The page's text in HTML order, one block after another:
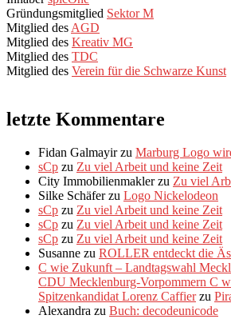
Gründungsmitglied Sektor M
Mitglied des AGD
Mitglied des Kreativ MG
Mitglied des TDC
Mitglied des Verein für die Schwarze Kunst
letzte Kommentare
Fidan Galmayirzu Marburg Logo
sCp zu Zu viel Arbeit und keine Zeit
City Immobilienmaklerzu Zu viel
Silke Schäferzu Logo Nickelodeon
sCp zu Zu viel Arbeit und keine Zeit
sCp zu Zu viel Arbeit und keine Zeit
sCp zu Zu viel Arbeit und keine Zeit
Susanne zu ROLLER entdeckt die
C wie Zukunft – Landtagswahl
CDU Mecklenburg-Vorpommern C
Spitzenkandidat Lorenz Caffierzu
Alexandra zu Buch: decodeunicode